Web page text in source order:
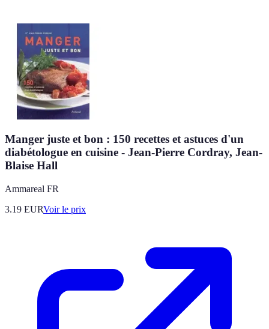
Manger juste et bon : 150 recettes et astuces d'un
diabétologue en cuisine - Jean-Pierre Cordray, Jean-
Blaise Hall
Ammareal FR
3.19 EURVoir le prix